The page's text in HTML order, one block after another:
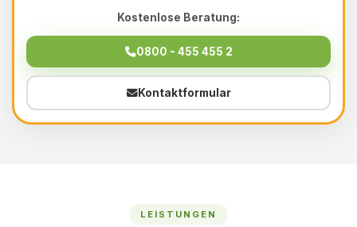
Kostenlose Beratung:
0800 - 455 455 2
Kontaktformular
LEISTUNGEN